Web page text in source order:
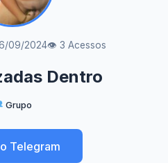
09/2024👁 3 Acessos
Dentro
Grupo
Telegram